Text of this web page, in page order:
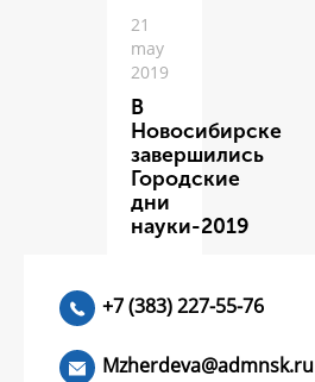
21
may
2019
В
Новосибирске
завершились
Городские
дни
науки-2019
+7 (383) 227-55-76
Mzherdeva@admnsk.ru